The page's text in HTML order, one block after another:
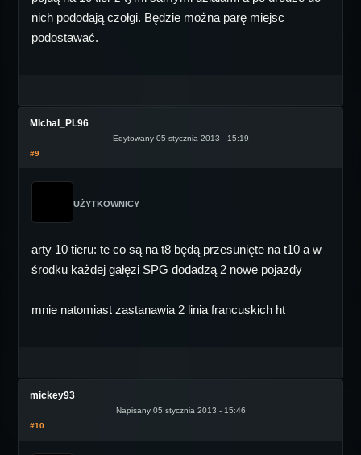
nich pododają czołgi. Będzie można parę miejsc
podostawać.
MIchal_PL96
Edytowany 05 stycznia 2013 - 15:19
#9
UŻYTKOWNICY
arty 10 tieru: te co są na t8 będą przesunięte na t10 a w
środku każdej gałęzi SPG dodadzą 2 nowe pojazdy
mnie natomiast zastanawia 2 linia francuskich ht
mickey93
Napisany 05 stycznia 2013 - 15:46
#10